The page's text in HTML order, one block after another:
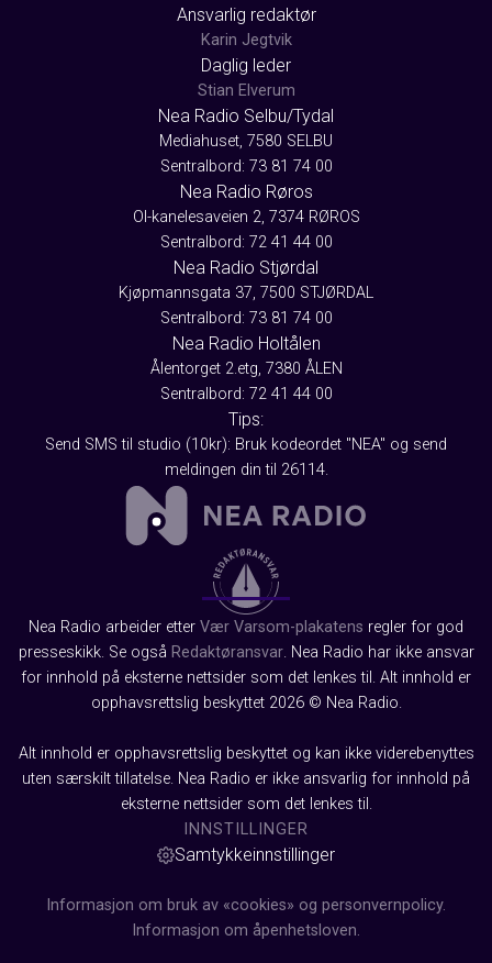
Ansvarlig redaktør
Karin Jegtvik
Daglig leder
Stian Elverum
Nea Radio Selbu/Tydal
Mediahuset, 7580 SELBU
Sentralbord: 73 81 74 00
Nea Radio Røros
Ol-kanelesaveien 2, 7374 RØROS
Sentralbord: 72 41 44 00
Nea Radio Stjørdal
Kjøpmannsgata 37, 7500 STJØRDAL
Sentralbord: 73 81 74 00
Nea Radio Holtålen
Ålentorget 2.etg, 7380 ÅLEN
Sentralbord: 72 41 44 00
Tips:
Send SMS til studio (10kr): Bruk kodeordet "NEA" og send
meldingen din til 26114.
Nea Radio arbeider etter Vær Varsom-plakatens regler for god
presseskikk. Se også Redaktøransvar. Nea Radio har ikke ansvar
for innhold på eksterne nettsider som det lenkes til. Alt innhold er
opphavsrettslig beskyttet 2026 © Nea Radio.
Alt innhold er opphavsrettslig beskyttet og kan ikke viderebenyttes
uten særskilt tillatelse. Nea Radio er ikke ansvarlig for innhold på
eksterne nettsider som det lenkes til.
INNSTILLINGER
Samtykkeinnstillinger
Informasjon om bruk av «cookies» og personvernpolicy.
Informasjon om åpenhetsloven.